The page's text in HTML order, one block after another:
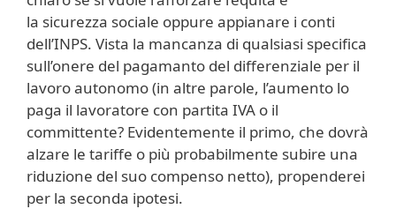
la sicurezza sociale oppure appianare i conti
dell’INPS. Vista la mancanza di qualsiasi specifica
sull’onere del pagamanto del differenziale per il
lavoro autonomo (in altre parole, l’aumento lo
paga il lavoratore con partita IVA o il
committente? Evidentemente il primo, che dovrà
alzare le tariffe o più probabilmente subire una
riduzione del suo compenso netto), propenderei
per la seconda ipotesi.